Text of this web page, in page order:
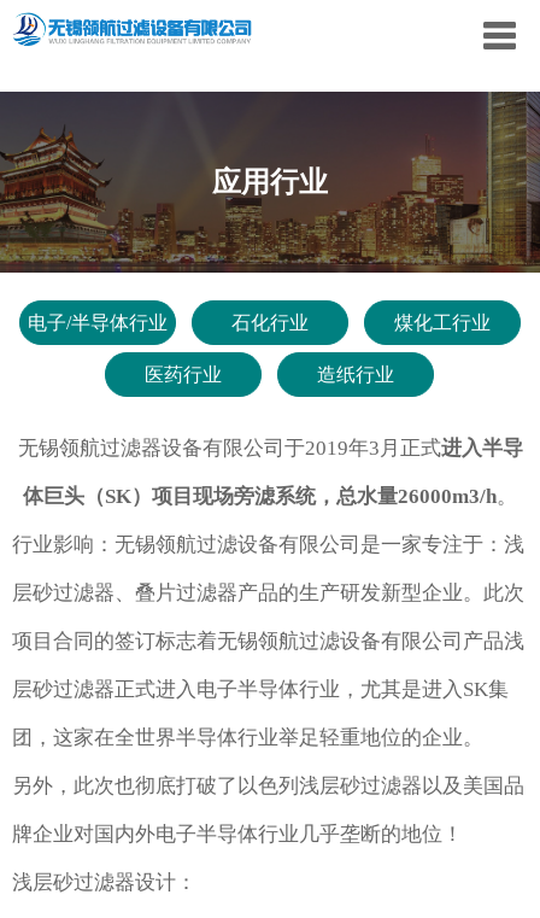
应用行业
电子/半导体行业 石化行业 煤化工行业
医药行业 造纸行业
无锡领航过滤器设备有限公司于2019年3月正式进入半导
体巨头（SK）项目现场旁滤系统，总水量26000m3/h。
行业影响：无锡领航过滤设备有限公司是一家专注于：浅
层砂过滤器、叠片过滤器产品的生产研发新型企业。此次
项目合同的签订标志着无锡领航过滤设备有限公司产品浅
层砂过滤器正式进入电子半导体行业，尤其是进入SK集
团，这家在全世界半导体行业举足轻重地位的企业。
另外，此次也彻底打破了以色列浅层砂过滤器以及美国品
牌企业对国内外电子半导体行业几乎垄断的地位！
浅层砂过滤器设计：